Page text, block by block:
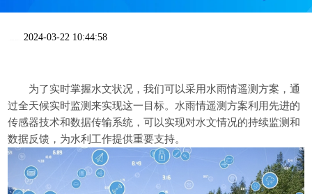
2024-03-22 10:44:58
为了实时掌握水文状况，我们可以采用水雨情遥测方案，通
过全天候实时监测来实现这一目标。水雨情遥测方案利用先进的
传感器技术和数据传输系统，可以实现对水文情况的持续监测和
数据反馈，为水利工作提供重要支持。